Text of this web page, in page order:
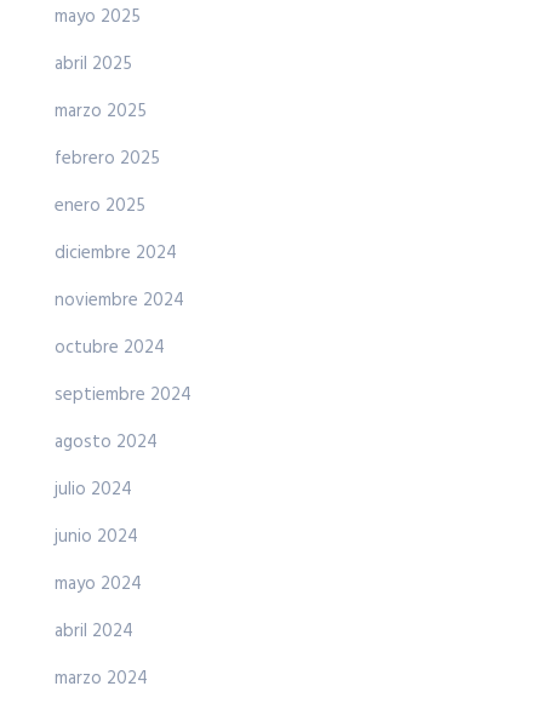
mayo 2025
abril 2025
marzo 2025
febrero 2025
enero 2025
diciembre 2024
noviembre 2024
octubre 2024
septiembre 2024
agosto 2024
julio 2024
junio 2024
mayo 2024
abril 2024
marzo 2024